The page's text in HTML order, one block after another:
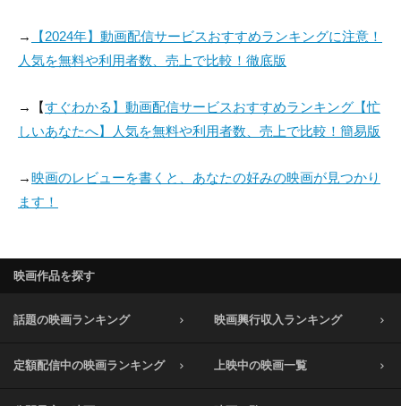
→
【2024年】動画配信サービスおすすめランキングに注意！
人気を無料や利用者数、売上で比較！徹底版
→【すぐわかる】動画配信サービスおすすめランキング【忙
しいあなたへ】人気を無料や利用者数、売上で比較！簡易版
→映画のレビューを書くと、あなたの好みの映画が見つかり
ます！
映画作品を探す
話題の映画ランキング 映画興行収入ランキング
定額配信中の映画ランキング 上映中の映画一覧